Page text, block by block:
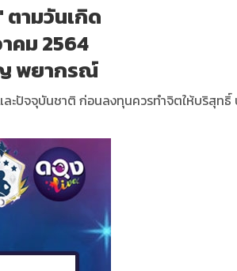
ามวันเกิด
คม 2564
พยากรณ์
ละปัจจุบันชาติ ก่อนลงทุนควรทำจิตให้บริสุท